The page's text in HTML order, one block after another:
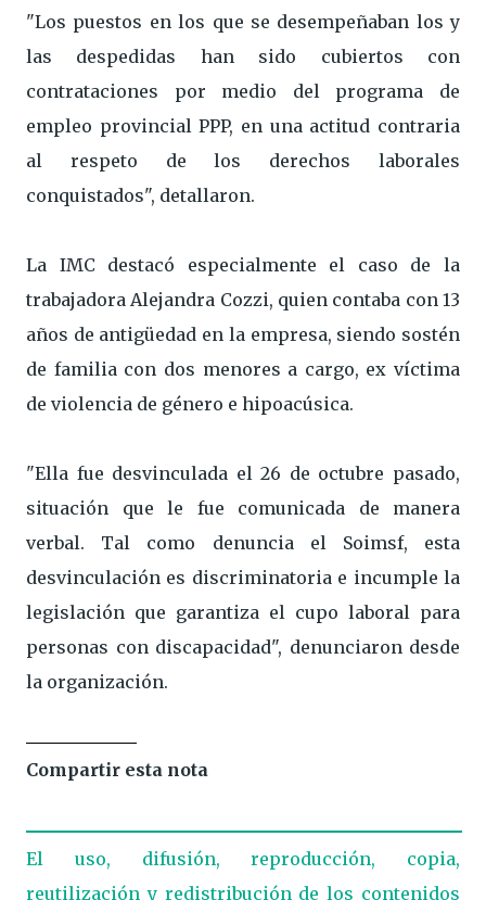
"Los puestos en los que se desempeñaban los y
las despedidas han sido cubiertos con
contrataciones por medio del programa de
empleo provincial PPP, en una actitud contraria
al respeto de los derechos laborales
conquistados", detallaron.
La IMC destacó especialmente el caso de la
trabajadora Alejandra Cozzi, quien contaba con 13
años de antigüedad en la empresa, siendo sostén
de familia con dos menores a cargo, ex víctima
de violencia de género e hipoacúsica.
"Ella fue desvinculada el 26 de octubre pasado,
situación que le fue comunicada de manera
verbal. Tal como denuncia el Soimsf, esta
desvinculación es discriminatoria e incumple la
legislación que garantiza el cupo laboral para
personas con discapacidad", denunciaron desde
la organización.
Compartir esta nota
El uso, difusión, reproducción, copia,
reutilización y redistribución de los contenidos